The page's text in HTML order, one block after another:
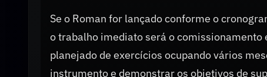
Se o Roman for lançado conforme o
o trabalho imediato será o
planejado de exercícios ocupando vários
instrumento e demonstrar os objetivos de